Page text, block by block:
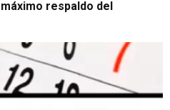
respaldo del